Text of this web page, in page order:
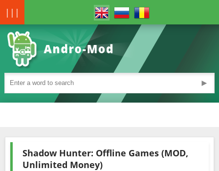
|||
►
Shadow Hunter: Offline Games (MOD,
Unlimited Money)